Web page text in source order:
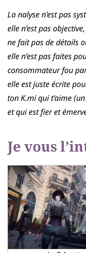
La nalyse n’est pas
elle n’est pas
ne fait pas de détails
elle n’est pas faites
consommateur fou
elle est juste écrite
ton K.mi qui t’aime
et qui est fier et
Je vous